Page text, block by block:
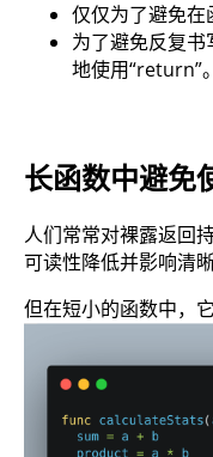
仅仅为了避免在
为了避免反复
地使用“return”。
长函数中避免
人们常常对裸露返回
可读性降低并影响清晰
但在短小的函数中，